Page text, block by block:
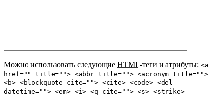
Можно использовать следующие HTML-теги и атрибуты: <a
href="" title=""> <abbr title=""> <acronym title="">
<b> <blockquote cite=""> <cite> <code> <del
datetime=""> <em> <i> <q cite=""> <s> <strike>